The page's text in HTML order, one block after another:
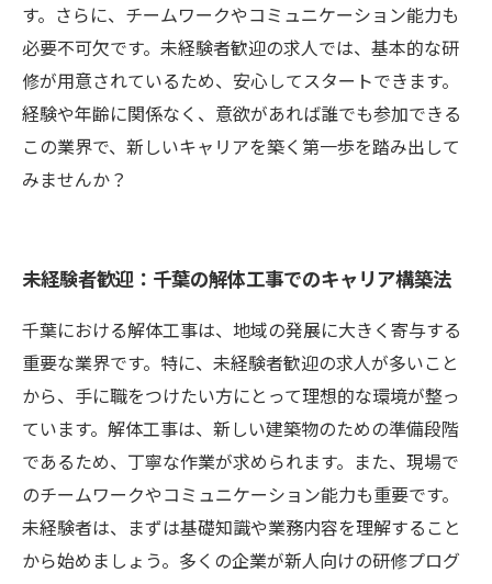
す。さらに、チームワークやコミュニケーション能力も
必要不可欠です。未経験者歓迎の求人では、基本的な研
修が用意されているため、安心してスタートできます。
経験や年齢に関係なく、意欲があれば誰でも参加できる
この業界で、新しいキャリアを築く第一歩を踏み出して
みませんか？
未経験者歓迎：千葉の解体工事でのキャリア構築法
千葉における解体工事は、地域の発展に大きく寄与する
重要な業界です。特に、未経験者歓迎の求人が多いこと
から、手に職をつけたい方にとって理想的な環境が整っ
ています。解体工事は、新しい建築物のための準備段階
であるため、丁寧な作業が求められます。また、現場で
のチームワークやコミュニケーション能力も重要です。
未経験者は、まずは基礎知識や業務内容を理解すること
から始めましょう。多くの企業が新人向けの研修プログ